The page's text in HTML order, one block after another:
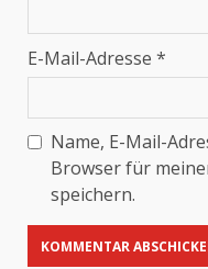
E-Mail-Adresse *
Name, E-Mail-
Browser für
speichern.